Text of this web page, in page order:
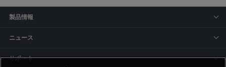
製品情報
ニュース
サポート